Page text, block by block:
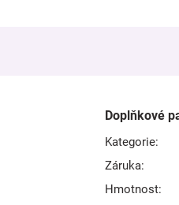
Doplňkové
Kategorie:
Záruka:
Hmotnost: